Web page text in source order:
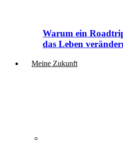
Warum ein
das Leben
Meine Zukunft